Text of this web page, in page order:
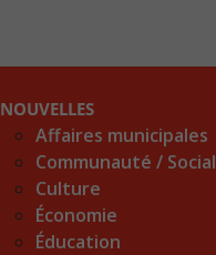
NOUVELLES
Affaires municipales
Communauté / Social
Culture
Économie
Éducation